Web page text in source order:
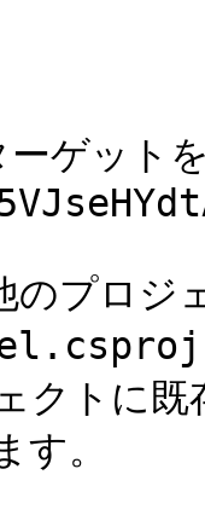
ット
プロジ
クトに
す。